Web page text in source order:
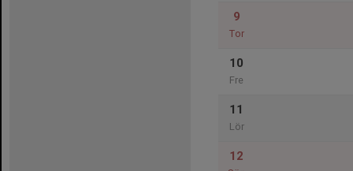
9
Tor
10
Fre
11
Lör
12